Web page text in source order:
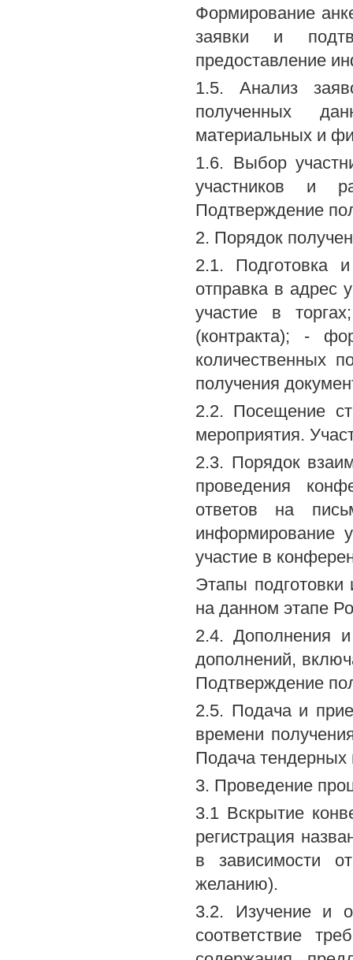
Формирование
заявки и
предоставление
1.5. Анализ
полученных
материальных и
1.6. Выбор
участников и
Подтверждение
2. Порядок
2.1. Подготовка
отправка в адрес
участие в
(контракта); -
количественных
получения
2.2. Посещение
мероприятия.
2.3. Порядок
проведения
ответов на
информирование
участие в
Этапы подготовки
на данном этапе
2.4. Дополнения
дополнений,
Подтверждение
2.5. Подача и
времени
Подача
3. Проведение
3.1 Вскрытие
регистрация
в зависимости
желанию).
3.2. Изучение и
соответствие